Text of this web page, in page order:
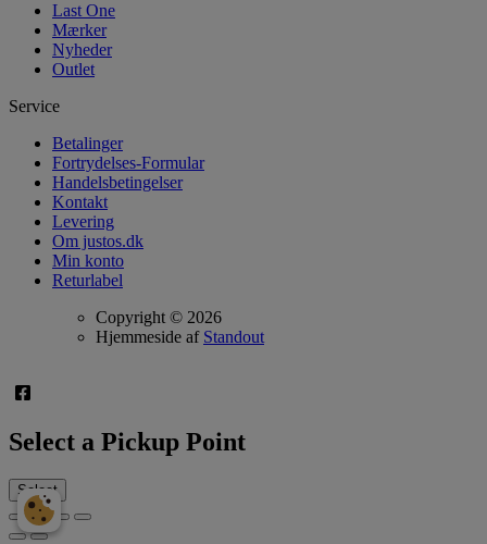
Last One
Mærker
Nyheder
Outlet
Service
Betalinger
Fortrydelses-Formular
Handelsbetingelser
Kontakt
Levering
Om justos.dk
Min konto
Returlabel
Copyright © 2026
Hjemmeside af Standout
Select a Pickup Point
Select